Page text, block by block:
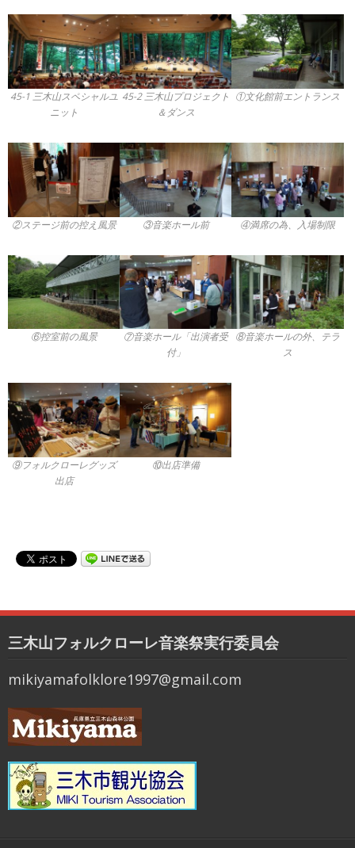
45-1 三木山スペシャルユ
ニット
45-2 三木山プロジェクト
＆ダンス
①文化館前エントランス
②ステージ前の控え風景 ③音楽ホール前 ④満席の為、入場制限
⑥控室前の風景
⑦音楽ホール「出演者受
付」
⑧音楽ホールの外、テラ
ス
⑨フォルクローレグッズ
出店
⑩出店準備
三木山フォルクローレ音楽祭実行委員会
mikiyamafolklore1997@gmail.com